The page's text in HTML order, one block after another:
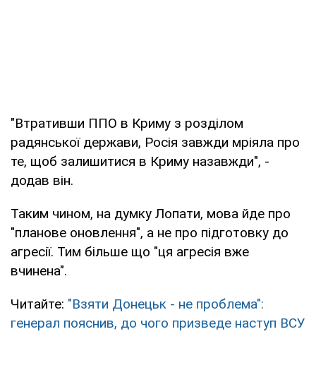
"Втративши ППО в Криму з розділом
радянської держави, Росія завжди мріяла про
те, щоб залишитися в Криму назавжди", -
додав він.
Таким чином, на думку Лопати, мова йде про
"планове оновлення", а не про підготовку до
агресії. Тим більше що "ця агресія вже
вчинена".
Читайте: "Взяти Донецьк - не проблема":
генерал пояснив, до чого призведе наступ ВСУ